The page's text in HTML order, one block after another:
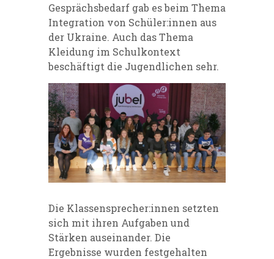
Gesprächsbedarf gab es beim Thema
Integration von Schüler:innen aus
der Ukraine. Auch das Thema
Kleidung im Schulkontext
beschäftigt die Jugendlichen sehr.
Die Klassensprecher:innen setzten
sich mit ihren Aufgaben und
Stärken auseinander. Die
Ergebnisse wurden festgehalten